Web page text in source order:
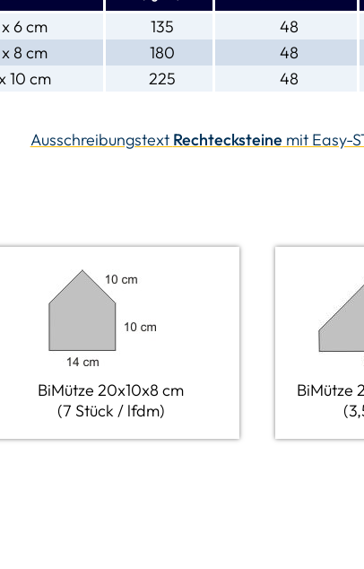
6 cm 135 48
8 cm
180 48
10 cm
225 48
Ausschreibungstext Rechtecksteinemit Easy-
BiMütze 20x10x8 cm
(7 Stück / lfdm)
BiMütze